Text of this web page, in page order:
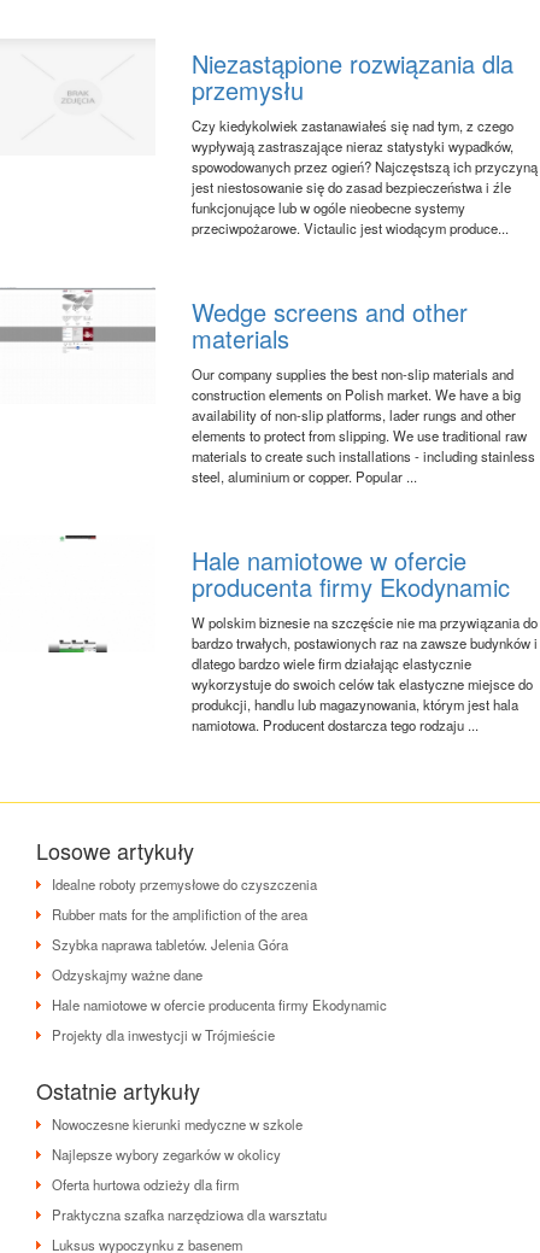
Niezastąpione rozwiązania dla
przemysłu
Czy kiedykolwiek zastanawiałeś się nad tym, z czego
wypływają zastraszające nieraz statystyki wypadków,
spowodowanych przez ogień? Najczęstszą ich przyczyną
jest niestosowanie się do zasad bezpieczeństwa i źle
funkcjonujące lub w ogóle nieobecne systemy
przeciwpożarowe. Victaulic jest wiodącym produce...
Wedge screens and other
materials
Our company supplies the best non-slip materials and
construction elements on Polish market. We have a big
availability of non-slip platforms, lader rungs and other
elements to protect from slipping. We use traditional raw
materials to create such installations - including stainless
steel, aluminium or copper. Popular ...
Hale namiotowe w ofercie
producenta firmy Ekodynamic
W polskim biznesie na szczęście nie ma przywiązania do
bardzo trwałych, postawionych raz na zawsze budynków i
dlatego bardzo wiele firm działając elastycznie
wykorzystuje do swoich celów tak elastyczne miejsce do
produkcji, handlu lub magazynowania, którym jest hala
namiotowa. Producent dostarcza tego rodzaju ...
Losowe artykuły
Idealne roboty przemysłowe do czyszczenia
Rubber mats for the amplifiction of the area
Szybka naprawa tabletów. Jelenia Góra
Odzyskajmy ważne dane
Hale namiotowe w ofercie producenta firmy Ekodynamic
Projekty dla inwestycji w Trójmieście
Ostatnie artykuły
Nowoczesne kierunki medyczne w szkole
Najlepsze wybory zegarków w okolicy
Oferta hurtowa odzieży dla firm
Praktyczna szafka narzędziowa dla warsztatu
Luksus wypoczynku z basenem